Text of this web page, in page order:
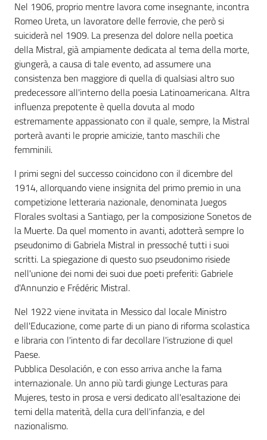
Nel 1906, proprio mentre lavora come insegnante, incontra
Romeo Ureta, un lavoratore delle ferrovie, che però si
suiciderà nel 1909. La presenza del dolore nella poetica
della Mistral, già ampiamente dedicata al tema della morte,
giungerà, a causa di tale evento, ad assumere una
consistenza ben maggiore di quella di qualsiasi altro suo
predecessore all'interno della poesia Latinoamericana. Altra
influenza prepotente è quella dovuta al modo
estremamente appassionato con il quale, sempre, la Mistral
porterà avanti le proprie amicizie, tanto maschili che
femminili.
I primi segni del successo coincidono con il dicembre del
1914, allorquando viene insignita del primo premio in una
competizione letteraria nazionale, denominata Juegos
Florales svoltasi a Santiago, per la composizione Sonetos de
la Muerte. Da quel momento in avanti, adotterà sempre lo
pseudonimo di Gabriela Mistral in pressoché tutti i suoi
scritti. La spiegazione di questo suo pseudonimo risiede
nell'unione dei nomi dei suoi due poeti preferiti: Gabriele
d'Annunzio e Frédéric Mistral.
Nel 1922 viene invitata in Messico dal locale Ministro
dell'Educazione, come parte di un piano di riforma scolastica
e libraria con l'intento di far decollare l'istruzione di quel
Paese.
Pubblica Desolación, e con esso arriva anche la fama
internazionale. Un anno più tardi giunge Lecturas para
Mujeres, testo in prosa e versi dedicato all'esaltazione dei
temi della materità, della cura dell'infanzia, e del
nazionalismo.